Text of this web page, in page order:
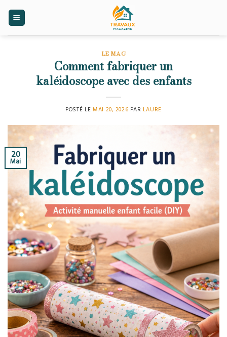
LE MAG
Comment fabriquer un
kaléidoscope avec des enfants
POSTÉ LEMAI 20, 2026 PAR LAURE
20
Mai